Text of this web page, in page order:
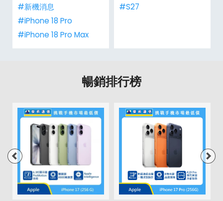
#新機消息
#iPhone 18 Pro
#iPhone 18 Pro Max
#S27
暢銷排行榜